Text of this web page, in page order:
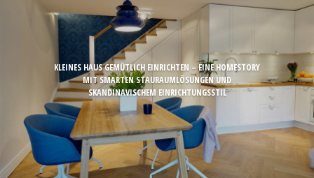
KLEINES HAUS GEMÜTLICH EINRICHTEN – EINE HOMESTORY
MIT SMARTEN STAURAUMLÖSUNGEN UND
SKANDINAVISCHEM EINRICHTUNGSSTIL